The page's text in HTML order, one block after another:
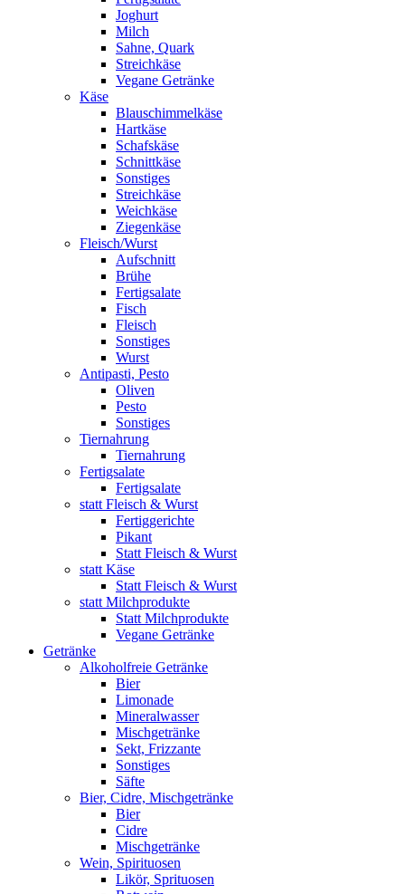
Joghurt
Milch
Sahne, Quark
Streichkäse
Vegane Getränke
Käse
Blauschimmelkäse
Hartkäse
Schafskäse
Schnittkäse
Sonstiges
Streichkäse
Weichkäse
Ziegenkäse
Fleisch/Wurst
Aufschnitt
Brühe
Fertigsalate
Fisch
Fleisch
Sonstiges
Wurst
Antipasti, Pesto
Oliven
Pesto
Sonstiges
Tiernahrung
Tiernahrung
Fertigsalate
Fertigsalate
statt Fleisch & Wurst
Fertiggerichte
Pikant
Statt Fleisch & Wurst
statt Käse
Statt Fleisch & Wurst
statt Milchprodukte
Statt Milchprodukte
Vegane Getränke
Getränke
Alkoholfreie Getränke
Bier
Limonade
Mineralwasser
Mischgetränke
Sekt, Frizzante
Sonstiges
Säfte
Bier, Cidre, Mischgetränke
Bier
Cidre
Mischgetränke
Wein, Spirituosen
Likör, Sprituosen